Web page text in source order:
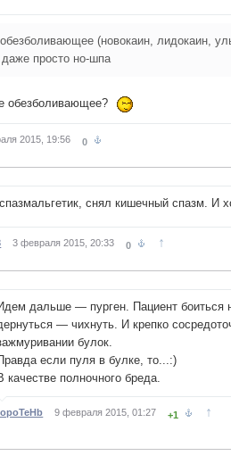
(новокаин, лидокаин,
просто но-шпа
обезболивающее?
2015, 19:56 0
снял кишечный спазм. И
3 февраля 2015, 20:33 0 ↑
дальше — пурген. Пациент боиться
— чихнуть. И крепко
булок.
если пуля в булке, то...:)
качестве полночного бреда.
9 февраля 2015, 01:27 +1 ↑